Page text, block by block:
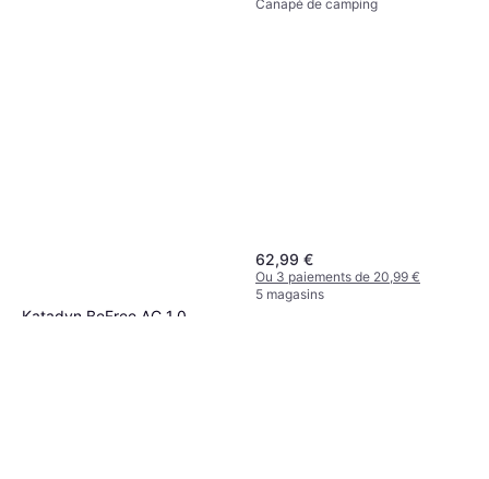
Katadyn BeFree AC 1,0
203x224x66
Canapé de camping
62,99 €
Ou 3 paiements de 20,99 €
5 magasins